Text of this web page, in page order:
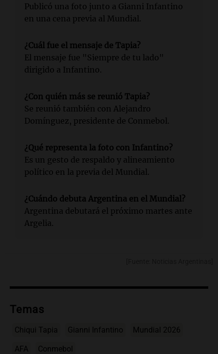
Publicó una foto junto a Gianni Infantino
en una cena previa al Mundial.
¿Cuál fue el mensaje de Tapia?
El mensaje fue "Siempre de tu lado"
dirigido a Infantino.
¿Con quién más se reunió Tapia?
Se reunió también con Alejandro
Domínguez, presidente de Conmebol.
¿Qué representa la foto con Infantino?
Es un gesto de respaldo y alineamiento
político en la previa del Mundial.
¿Cuándo debuta Argentina en el Mundial?
Argentina debutará el próximo martes ante
Argelia.
Temas
Chiqui Tapia Gianni Infantino Mundial 2026
AFA Conmebol